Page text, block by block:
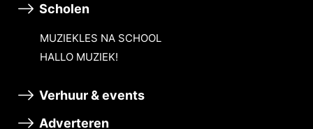
Scholen
MUZIEKLES NA SCHOOL
HALLO MUZIEK!
Verhuur & events
Adverteren